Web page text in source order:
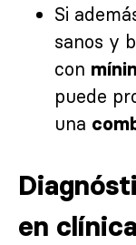
Si
sanos y
con
puede
una
en